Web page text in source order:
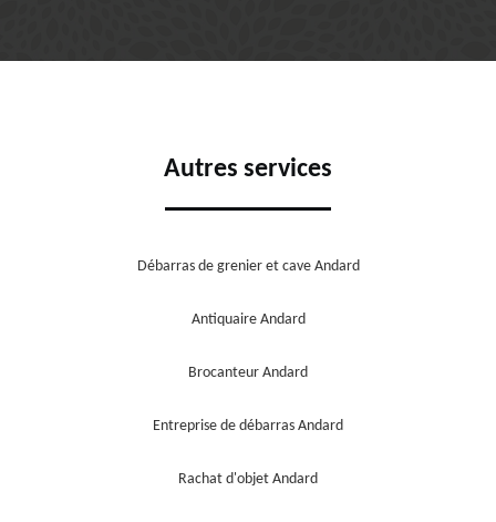
Autres services
Débarras de grenier et cave Andard
Antiquaire Andard
Brocanteur Andard
Entreprise de débarras Andard
Rachat d'objet Andard